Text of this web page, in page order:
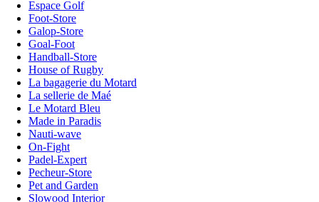
Espace Golf
Foot-Store
Galop-Store
Goal-Foot
Handball-Store
House of Rugby
La bagagerie du Motard
La sellerie de Maé
Le Motard Bleu
Made in Paradis
Nauti-wave
On-Fight
Padel-Expert
Pecheur-Store
Pet and Garden
Slowood Interior